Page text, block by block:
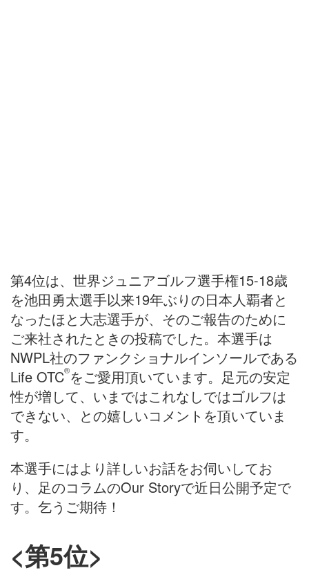
第4位は、世界ジュニアゴルフ選手権15-18歳
を池田勇太選手以来19年ぶりの日本人覇者と
なったほと大志選手が、そのご報告のために
ご来社されたときの投稿でした。本選手は
NWPL社のファンクショナルインソールである
Life OTC®をご愛用頂いています。足元の安定
性が増して、いまではこれなしではゴルフは
できない、との嬉しいコメントを頂いていま
す。
本選手にはより詳しいお話をお伺いしてお
り、足のコラムのOur Storyで近日公開予定で
す。乞うご期待！
<第5位>